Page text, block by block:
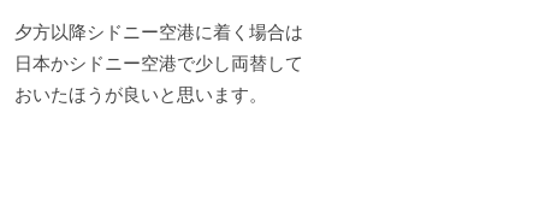
夕方以降シドニー空港に着く場合は
日本かシドニー空港で少し両替して
おいたほうが良いと思います。